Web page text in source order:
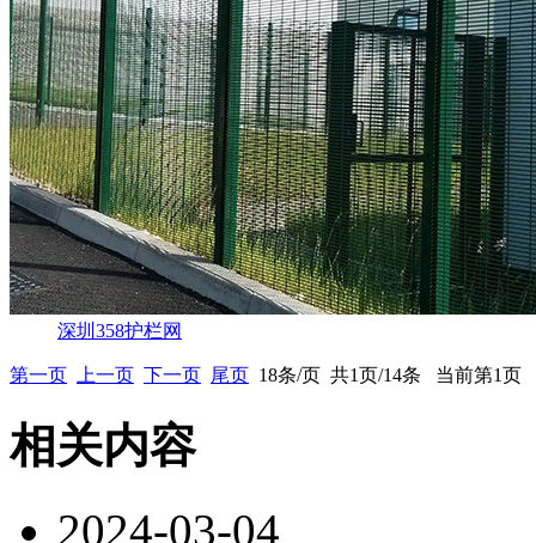
深圳358护栏网
第一页 上一页 下一页 尾页 18条/页 共1页/14条 当前第1页
相关内容
2024-03-04